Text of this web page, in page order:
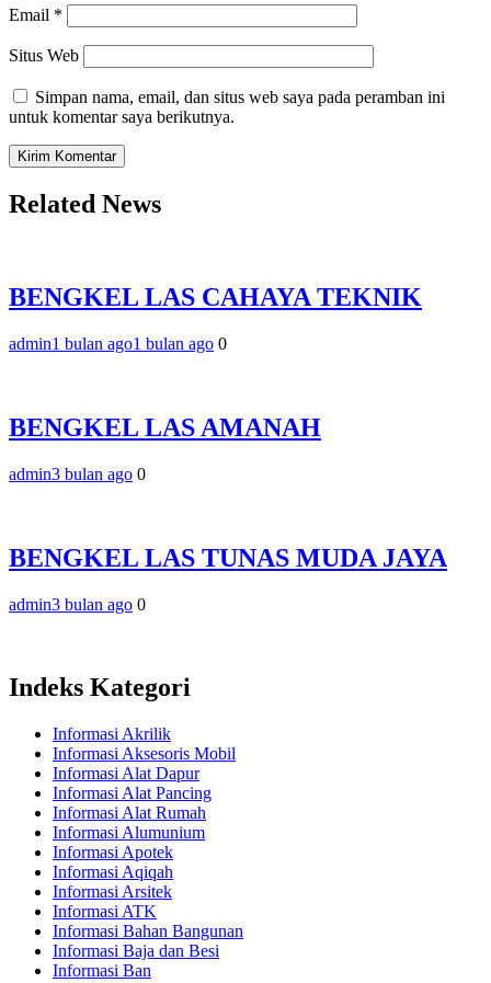
Email *
Situs Web
Simpan nama, email, dan situs web saya pada peramban ini
untuk komentar saya berikutnya.
Related News
BENGKEL LAS CAHAYA TEKNIK
admin1 bulan ago1 bulan ago 0
BENGKEL LAS AMANAH
admin3 bulan ago 0
BENGKEL LAS TUNAS MUDA JAYA
admin3 bulan ago 0
Indeks Kategori
Informasi Akrilik
Informasi Aksesoris Mobil
Informasi Alat Dapur
Informasi Alat Pancing
Informasi Alat Rumah
Informasi Alumunium
Informasi Apotek
Informasi Aqiqah
Informasi Arsitek
Informasi ATK
Informasi Bahan Bangunan
Informasi Baja dan Besi
Informasi Ban